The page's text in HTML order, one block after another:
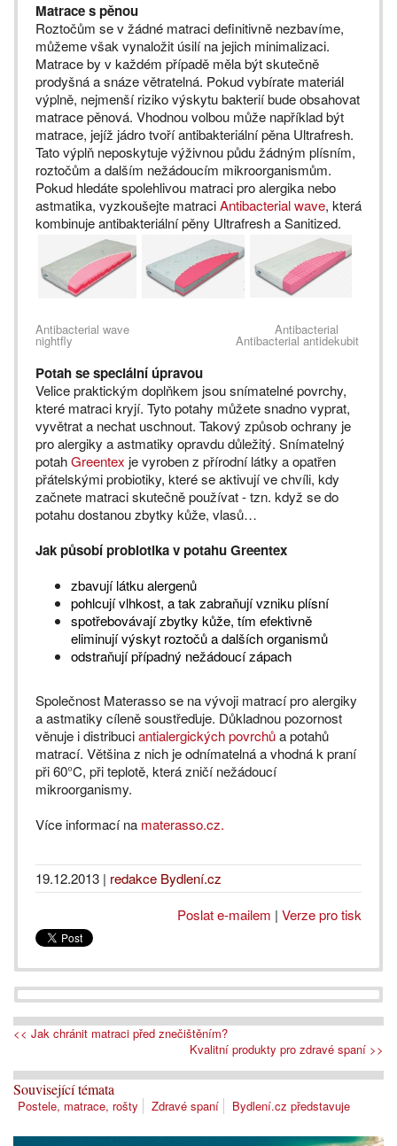
Matrace s pěnou
Roztočům se v žádné matraci definitivně nezbavíme,
můžeme však vynaložit úsilí na jejich minimalizaci.
Matrace by v každém případě měla být skutečně
prodyšná a snáze větratelná. Pokud vybírate materiál
výplně, nejmenší riziko výskytu bakterií bude obsahovat
matrace pěnová. Vhodnou volbou může například být
matrace, jejíž jádro tvoří antibakteriální pěna Ultrafresh.
Tato výplň neposkytuje výživnou půdu žádným plísním,
roztočům a dalším nežádoucím mikroorganismům.
Pokud hledáte spolehlivou matraci pro alergika nebo
astmatika, vyzkoušejte matraciAntibacterial wave, která
kombinuje antibakteriální pěny Ultrafresh a Sanitized.
Antibacterial wave Antibacterial
nightfly Antibacterial antidekubit
Potah se speciální úpravou
Velice praktickým doplňkem jsou snímatelné povrchy,
které matraci kryjí. Tyto potahy můžete snadno vyprat,
vyvětrat a nechat uschnout. Takový způsob ochrany je
pro alergiky a astmatiky opravdu důležitý. Snímatelný
potahGreentex je vyroben z přírodní látky a opatřen
přátelskými probiotiky, které se aktivují ve chvíli, kdy
začnete matraci skutečně používat - tzn. když se do
potahu dostanou zbytky kůže, vlasů…
Jak působí probiotika v potahu Greentex
zbavují látku alergenů
pohlcují vlhkost, a tak zabraňují vzniku plísní
spotřebovávají zbytky kůže, tím efektivně
eliminují výskyt roztočů a dalších organismů
odstraňují případný nežádoucí zápach
Společnost Materasso se na vývoji matrací pro alergiky
a astmatiky cíleně soustřeďuje. Důkladnou pozornost
věnuje i distribuciantialergických povrchůa potahů
matrací. Většina z nich je odnímatelná a vhodná k praní
při 60°C, při teplotě, která zničí nežádoucí
mikroorganismy.
Více informací na materasso.cz.
19.12.2013 | redakce Bydlení.cz
Poslat e-mailem | Verze pro tisk
<< Jak chránit matraci před znečištěním?
Kvalitní produkty pro zdravé spaní >>
Související témata
Postele, matrace, rošty Zdravé spaní Bydlení.cz představuje